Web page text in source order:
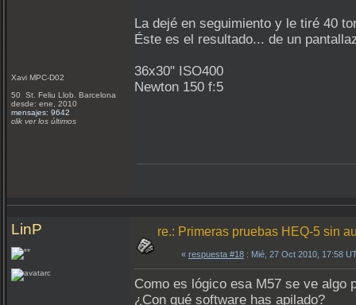
Xavi MPC-D02
50 St. Feliu Llob. Barcelona
desde: ene, 2010
mensajes: 9642
clik ver los últimos
La dejé en seguimiento y le tiré 40
Éste es el resultado... de un
36x30" ISO400
Newton 150 f:5
LinP re.: Primeras pruebas HEQ-5 sin
« respuesta #18 : Mié, 27 Oct 2010, 17:58
Como es lógico esa M57 se ve algo
¿Con qué software has apilado?